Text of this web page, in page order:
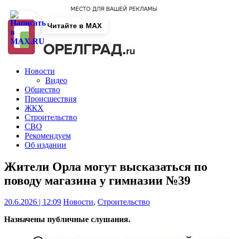
Новости
Видео
Общество
Происшествия
ЖКХ
Строительство
СВО
Рекомендуем
Об издании
Жители Орла могут высказаться по
поводу магазина у гимназии №39
20.6.2026 | 12:09 Новости, Строительство
Назначены публичные слушания.
Читайте в MAX